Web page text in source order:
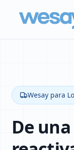
Wesay para
De